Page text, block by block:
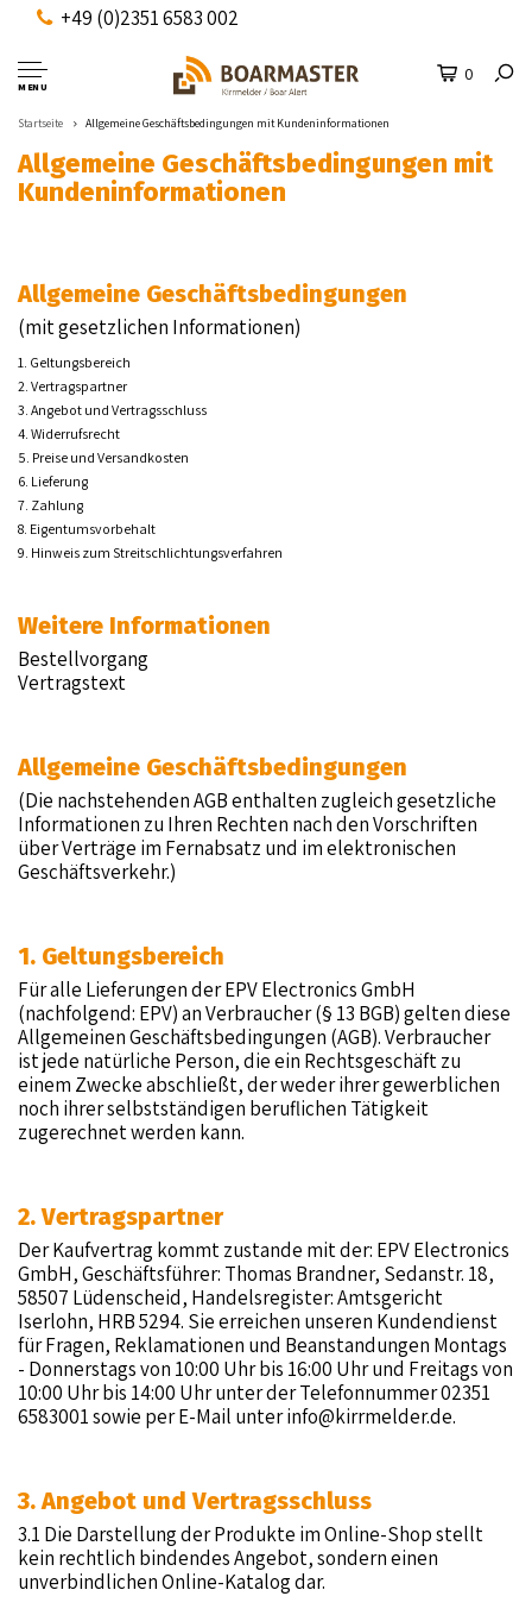
+49 (0)2351 6583 002
MENU
0
Startseite Allgemeine Geschäftsbedingungen mit Kundeninformationen
Allgemeine Geschäftsbedingungen mit
Kundeninformationen
Allgemeine Geschäftsbedingungen
(mit gesetzlichen Informationen)
1. Geltungsbereich
2. Vertragspartner
3. Angebot und Vertragsschluss
4. Widerrufsrecht
5. Preise und Versandkosten
6. Lieferung
7. Zahlung
8. Eigentumsvorbehalt
9. Hinweis zum Streitschlichtungsverfahren
Weitere Informationen
Bestellvorgang
Vertragstext
Allgemeine Geschäftsbedingungen
(Die nachstehenden AGB enthalten zugleich gesetzliche
Informationen zu Ihren Rechten nach den Vorschriften
über Verträge im Fernabsatz und im elektronischen
Geschäftsverkehr.)
1. Geltungsbereich
Für alle Lieferungen der EPV Electronics GmbH
(nachfolgend: EPV) an Verbraucher (§ 13 BGB) gelten diese
Allgemeinen Geschäftsbedingungen (AGB). Verbraucher
ist jede natürliche Person, die ein Rechtsgeschäft zu
einem Zwecke abschließt, der weder ihrer gewerblichen
noch ihrer selbstständigen beruflichen Tätigkeit
zugerechnet werden kann.
2. Vertragspartner
Der Kaufvertrag kommt zustande mit der: EPV Electronics
GmbH, Geschäftsführer: Thomas Brandner, Sedanstr. 18,
58507 Lüdenscheid, Handelsregister: Amtsgericht
Iserlohn, HRB 5294. Sie erreichen unseren Kundendienst
für Fragen, Reklamationen und Beanstandungen Montags
- Donnerstags von 10:00 Uhr bis 16:00 Uhr und Freitags von
10:00 Uhr bis 14:00 Uhr unter der Telefonnummer 02351
6583001 sowie per E-Mail unterinfo@kirrmelder.de.
3. Angebot und Vertragsschluss
3.1 Die Darstellung der Produkte im Online-Shop stellt
kein rechtlich bindendes Angebot, sondern einen
unverbindlichen Online-Katalog dar.